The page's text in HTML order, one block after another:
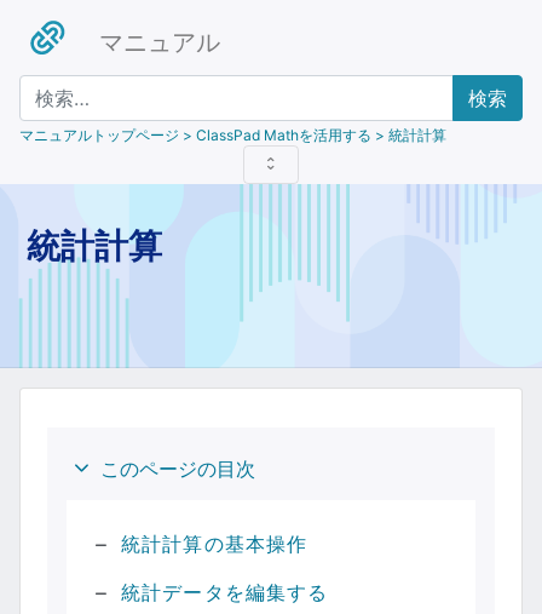
マニュアル
検索
マニュアルトップページ > ClassPad Mathを活用する > 統計計算
統計計算
このページの目次
統計計算の基本操作
統計データを編集する